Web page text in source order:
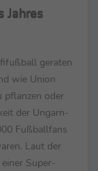
Jahres
geraten
wie Union
pflanzen oder
der Ungarn-
Fußballfans
Laut der
Super-